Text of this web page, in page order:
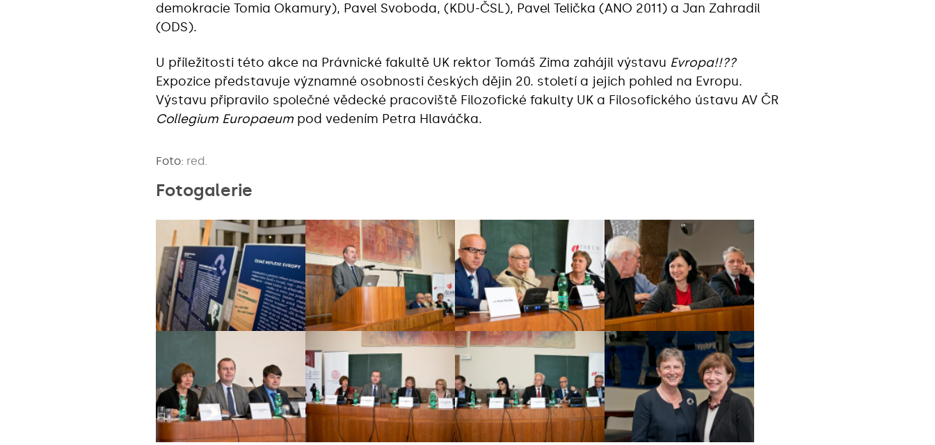
demokracie Tomia Okamury), Pavel Svoboda, (KDU-ČSL), Pavel Telička (ANO 2011) a Jan Zahradil
(ODS).
U příležitosti této akce na Právnické fakultě UK rektor Tomáš Zima zahájil výstavu Evropa!!??
Expozice představuje významné osobnosti českých dějin 20. století a jejich pohled na Evropu.
Výstavu připravilo společné vědecké pracoviště Filozofické fakulty UK a Filosofického ústavu AV ČR
Collegium Europaeum pod vedením Petra Hlaváčka.
Foto: red.
Fotogalerie